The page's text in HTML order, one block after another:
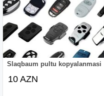
Slaqbaum pultu kopyalanmasi
10 AZN